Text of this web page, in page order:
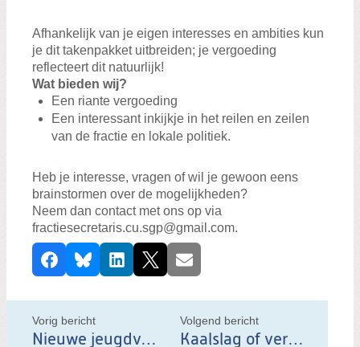
Afhankelijk van je eigen interesses en ambities kun
je dit takenpakket uitbreiden; je vergoeding
reflecteert dit natuurlijk!
Wat bieden wij?
Een riante vergoeding
Een interessant inkijkje in het reilen en zeilen
van de fractie en lokale politiek.
Heb je interesse, vragen of wil je gewoon eens
brainstormen over de mogelijkheden?
Neem dan contact met ons op via
fractiesecretaris.cu.sgp@gmail.com.
D
e
e
l
d
FacebookBlueskyLinkedIn
X E-mail
Vorig bericht
Nieuwe jeugdverordening
Volgend bericht
Kaalslag of verbeterslag?